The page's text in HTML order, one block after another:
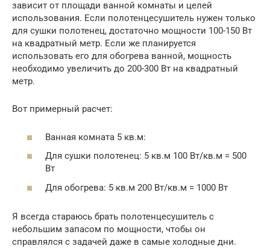
зависит от площади ванной комнаты и целей
использования. Если полотенцесушитель нужен только
для сушки полотенец, достаточно мощности 100-150 Вт
на квадратный метр. Если же планируется
использовать его для обогрева ванной, мощность
необходимо увеличить до 200-300 Вт на квадратный
метр.
Вот примерный расчет:
Ванная комната 5 кв.м:
Для сушки полотенец: 5 кв.м 100 Вт/кв.м = 500
Вт
Для обогрева: 5 кв.м 200 Вт/кв.м = 1000 Вт
Я всегда стараюсь брать полотенцесушитель с
небольшим запасом по мощности, чтобы он
справлялся с задачей даже в самые холодные дни.